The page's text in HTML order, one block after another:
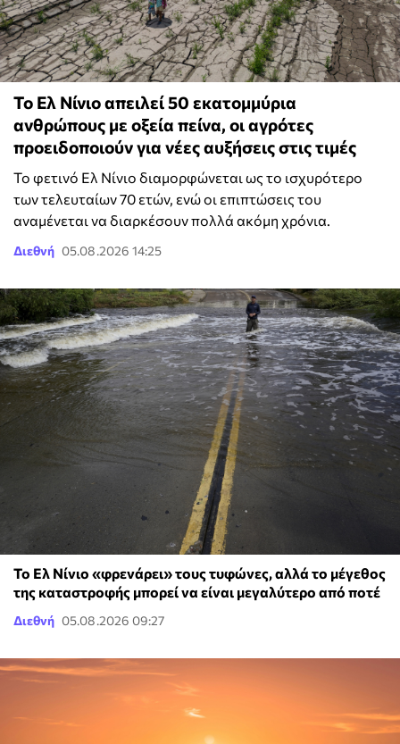
Το Ελ Νίνιο απειλεί 50 εκατομμύρια
ανθρώπους με οξεία πείνα, οι αγρότες
προειδοποιούν για νέες αυξήσεις στις τιμές
Το φετινό Ελ Νίνιο διαμορφώνεται ως το ισχυρότερο
των τελευταίων 70 ετών, ενώ οι επιπτώσεις του
αναμένεται να διαρκέσουν πολλά ακόμη χρόνια.
Διεθνή 05.08.2026 14:25
Το Ελ Νίνιο «φρενάρει» τους τυφώνες, αλλά το μέγεθος
της καταστροφής μπορεί να είναι μεγαλύτερο από ποτέ
Διεθνή 05.08.2026 09:27